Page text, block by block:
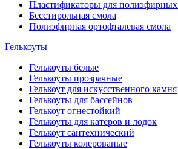
Пластификаторы для
Бесстирольная смола
Полиэфирная ортофталевая смола
Гелькоуты
Гелькоуты белые
Гелькоуты прозрачные
Гелькоут для искусственного камня
Гелькоуты для бассейнов
Гелькоут огнестойкий
Гелькоуты для катеров и лодок
Гелькоут сантехнический
Гелькоуты колерованые